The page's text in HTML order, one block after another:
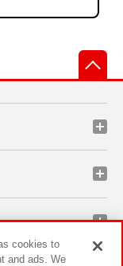
cookies to
and ads. We